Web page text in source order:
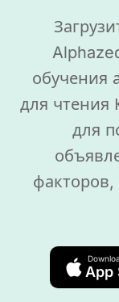
обучения
для чтения
для
App